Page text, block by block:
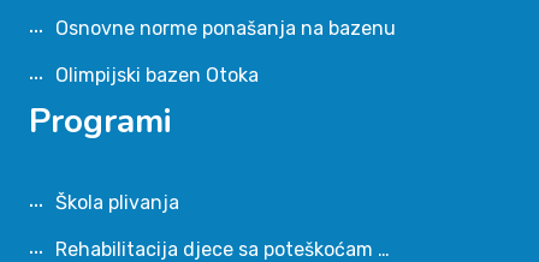
Osnovne norme ponašanja na bazenu
Olimpijski bazen Otoka
Programi
Škola plivanja
Rehabilitacija djece sa poteškoćam …